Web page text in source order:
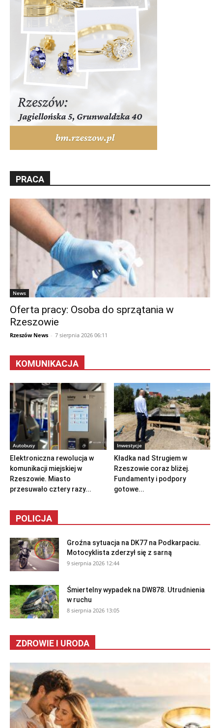
PRACA
News
Oferta pracy: Osoba do sprzątania w
Rzeszowie
Rzeszów News - 7 sierpnia 2026 06:11
KOMUNIKACJA
Autobusy
Elektroniczna rewolucja w
komunikacji miejskiej w
Rzeszowie. Miasto
przesuwało cztery razy...
Inwestycje
Kładka nad Strugiem w
Rzeszowie coraz bliżej.
Fundamenty i podpory
gotowe...
POLICJA
Groźna sytuacja na DK77 na Podkarpaciu.
Motocyklista zderzył się z sarną
9 sierpnia 2026 12:44
Śmiertelny wypadek na DW878. Utrudnienia
w ruchu
8 sierpnia 2026 13:05
ZDROWIE I URODA